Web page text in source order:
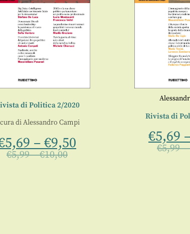
di Politica 2/2020
diAlessandro Campi
5,69 – €9,50
€5,99–€10,00
Rivista di
€5,69
€5,99–